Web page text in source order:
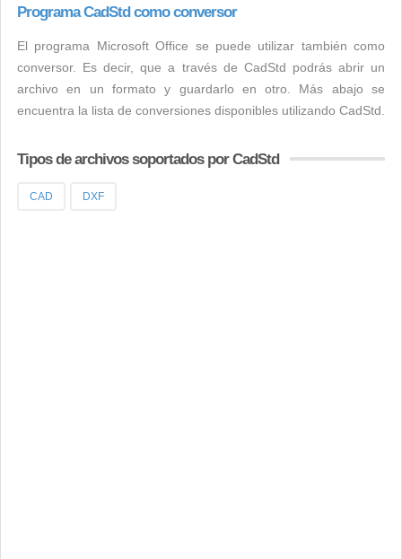
Programa CadStd como conversor
El programa Microsoft Office se puede utilizar también como
conversor. Es decir, que a través de CadStd podrás abrir un
archivo en un formato y guardarlo en otro. Más abajo se
encuentra la lista de conversiones disponibles utilizando CadStd.
Tipos de archivos soportados por CadStd
CAD DXF